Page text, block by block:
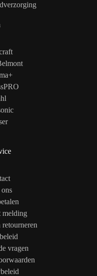
melding
vragen